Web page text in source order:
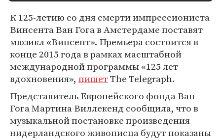
К 125-летию со дня смерти импрессиониста
Винсента Ван Гога в Амстердаме поставят
мюзикл «Винсент». Премьера состоится в
конце 2015 года в рамках масштабной
международной программы «125 лет
вдохновения», пишетThe Telegraph.
Представитель Европейского фонда Ван
Гога Мартина Виллекенд сообщила, что в
музыкальной постановке произведения
нидерландского живописца будут показаны